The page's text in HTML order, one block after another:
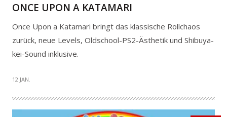
ONCE UPON A KATAMARI
Once Upon a Katamari bringt das klassische Rollchaos
zurück, neue Levels, Oldschool-PS2-Ästhetik und Shibuya-
kei-Sound inklusive.
12 JAN.